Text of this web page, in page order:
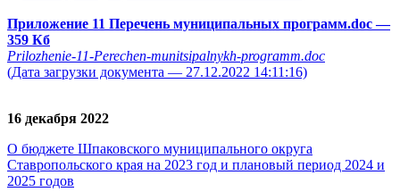
Приложение 11 Перечень муниципальных программ.doc—
359 Кб
Prilozhenie-11-Perechen-munitsipalnykh-programm.doc
(Дата загрузки документа — 27.12.2022 14:11:16)
16 декабря 2022
О бюджете Шпаковского муниципального округа
Ставропольского края на 2023 год и плановый период 2024 и
2025 годов